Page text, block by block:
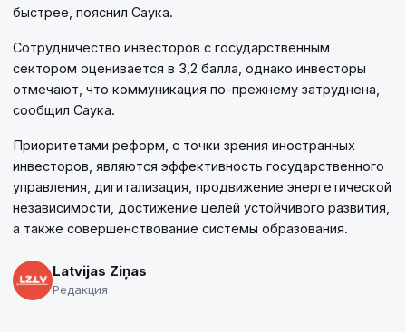
быстрее, пояснил Саука.
Сотрудничество инвесторов с государственным
сектором оценивается в 3,2 балла, однако инвесторы
отмечают, что коммуникация по-прежнему затруднена,
сообщил Саука.
Приоритетами реформ, с точки зрения иностранных
инвесторов, являются эффективность государственного
управления, дигитализация, продвижение энергетической
независимости, достижение целей устойчивого развития,
а также совершенствование системы образования.
Latvijas Ziņas
Редакция